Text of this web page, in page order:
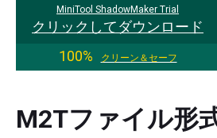
MiniTool ShadowMaker Trial
クリックしてダウンロード
100%
クリーン＆セーフ
M2Tファイル形